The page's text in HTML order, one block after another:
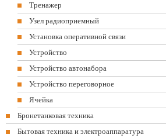
Тренажер
Узел радиоприемный
Установка оперативной связи
Устройство
Устройство автонабора
Устройство переговорное
Ячейка
Бронетанковая техника
Бытовая техника и электроаппаратура